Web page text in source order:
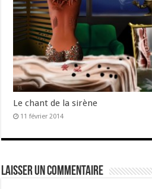
Le chant de la sirène
11 février 2014
Laisser un commentaire